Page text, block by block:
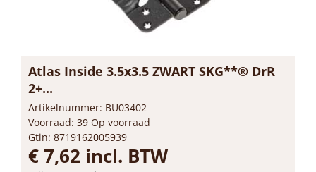
Atlas Inside 3.5x3.5 ZWART SKG**® DrR
2+...
Artikelnummer: BU03402
Voorraad: 39 Op voorraad
Gtin: 8719162005939
€ 7,62 incl. BTW